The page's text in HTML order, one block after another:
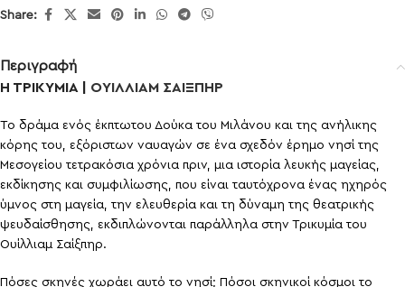
Share:
Περιγραφή
Η ΤΡΙΚΥΜΙΑ | ΟΥΙΛΛΙΑΜ ΣΑΙΞΠΗΡ
Το δράμα ενός έκπτωτου Δούκα του Μιλάνου και της ανήλικης
κόρης του, εξόριστων ναυαγών σε ένα σχεδόν έρημο νησί της
Μεσογείου τετρακόσια χρόνια πριν, μια ιστορία λευκής μαγείας,
εκδίκησης και συμφιλίωσης, που είναι ταυτόχρονα ένας ηχηρός
ύμνος στη μαγεία, την ελευθερία και τη δύναμη της θεατρικής
ψευδαίσθησης, εκδιπλώνονται παράλληλα στην Τρικυμία του
Ουίλλιαμ Σαίξπηρ.
Πόσες σκηνές χωράει αυτό το νησί; Πόσοι σκηνικοί κόσμοι το